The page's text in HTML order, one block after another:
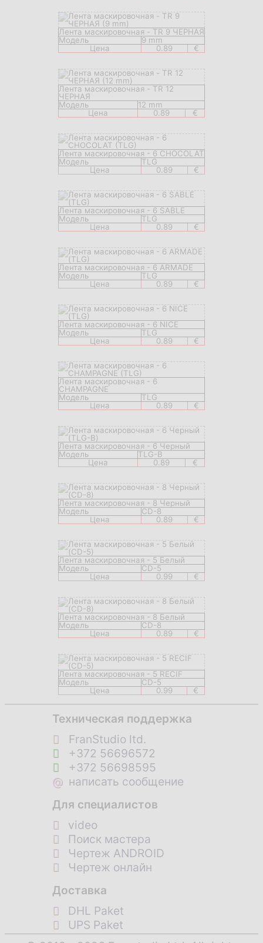
Лента маскировочная - TR 9 ЧЕРНАЯ
Модель
9 mm
Цена
0.89 €
Лента маскировочная - TR 12
ЧЕРНАЯ
Модель
12 mm
Цена
0.89 €
Лента маскировочная - 6 CHOCOLAT
Модель
TLG
Цена
0.89 €
Лента маскировочная - 6 SABLE
Модель
TLG
Цена
0.89 €
Лента маскировочная - 6 ARMADE
Модель
TLG
Цена
0.89 €
Лента маскировочная - 6 NICE
Модель
TLG
Цена
0.89 €
Лента маскировочная - 6
CHAMPAGNE
Модель
TLG
Цена
0.89 €
Лента маскировочная - 6 Черный
Модель
TLG-B
Цена
0.89 €
Лента маскировочная - 8 Черный
Модель
CD-8
Цена
0.89 €
Лента маскировочная - 5 Белый
Модель
CD-5
Цена
0.99 €
Лента маскировочная - 8 Белый
Модель
CD-8
Цена
0.89 €
Лента маскировочная - 5 RECIF
Модель
CD-5
Цена
0.99 €
Техническая поддержка
FranStudio ltd.
+372 56696572
+372 56698595
@ написать сообщение
Для специалистов
video
Поиск мастера
Чертеж ANDROID
Чертеж онлайн
Доставка
DHL Paket
UPS Paket